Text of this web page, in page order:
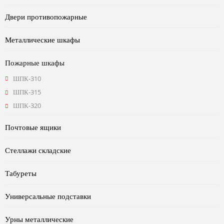
Двери противопожарные
Металлические шкафы
Пожарные шкафы
ШПК-310
ШПК-315
ШПК-320
Почтовые ящики
Стеллажи складские
Табуреты
Универсальные подставки
Урны металлические